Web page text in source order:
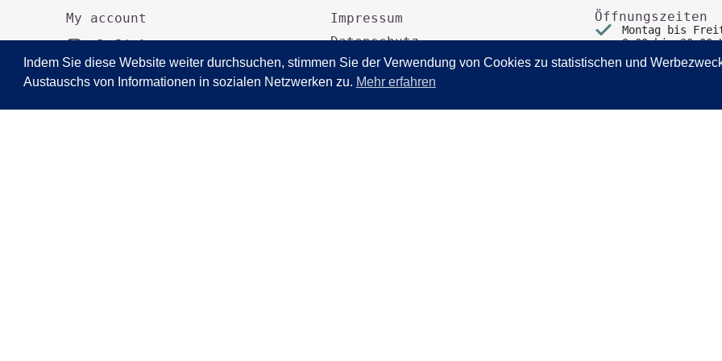
My account
Impressum
Datenschutz
AGB
Widerrufsbelehrung
Öffnungszeiten
Montag bis
9:00 bis 20:00
Samstag:
Indem Sie diese Website weiter durchsuchen, stimmen Sie der Verwendung von Cookies zu statistischen und
Austauschs von Informationen in sozialen Netzwerken zu. Mehr erfahren